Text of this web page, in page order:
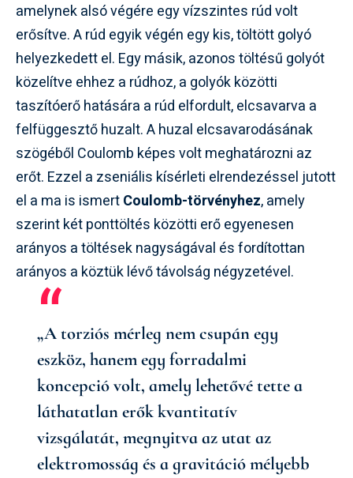
amelynek alsó végére egy vízszintes rúd volt
erősítve. A rúd egyik végén egy kis, töltött golyó
helyezkedett el. Egy másik, azonos töltésű golyót
közelítve ehhez a rúdhoz, a golyók közötti
taszítóerő hatására a rúd elfordult, elcsavarva a
felfüggesztő huzalt. A huzal elcsavarodásának
szögéből Coulomb képes volt meghatározni az
erőt. Ezzel a zseniális kísérleti elrendezéssel jutott
el a ma is ismertCoulomb-törvényhez, amely
szerint két ponttöltés közötti erő egyenesen
arányos a töltések nagyságával és fordítottan
arányos a köztük lévő távolság négyzetével.
„A torziós mérleg nem csupán egy
eszköz, hanem egy forradalmi
koncepció volt, amely lehetővé tette a
láthatatlan erők kvantitatív
vizsgálatát, megnyitva az utat az
elektromosság és a gravitáció mélyebb